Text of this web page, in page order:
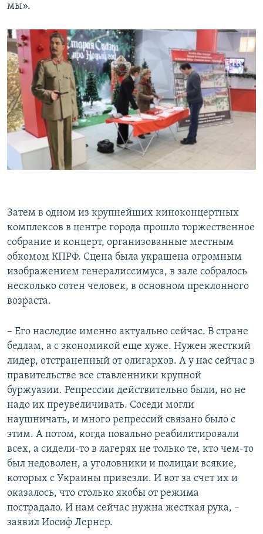
мы».
Затем в одном из крупнейших киноконцертных
комплексов в центре города прошло торжественное
собрание и концерт, организованные местным
обкомом КПРФ. Сцена была украшена огромным
изображением генералиссимуса, в зале собралось
несколько сотен человек, в основном преклонного
возраста.
– Его наследие именно актуально сейчас. В стране
бедлам, а с экономикой еще хуже. Нужен жесткий
лидер, отстраненный от олигархов. А у нас сейчас в
правительстве все ставленники крупной
буржуазии. Репрессии действительно были, но не
надо их преувеличивать. Соседи могли
наушничать, и много репрессий связано было с
этим. А потом, когда повально реабилитировали
всех, а сидели-то в лагерях не только те, кто чем-то
был недоволен, а уголовники и полицаи всякие,
которых с Украины привезли. И вот за счет их и
оказалось, что столько якобы от режима
пострадало. И нам сейчас нужна жесткая рука, –
заявил Иосиф Лернер.